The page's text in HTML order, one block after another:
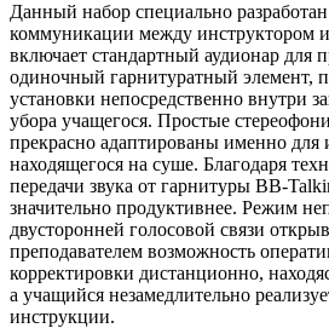
Данный набор специально
коммуникации между инструктором
включает стандартный аудионар для
одиночный гарнитуратный элемент,
установки непосредственно внутри
убора учащегося. Простые
прекрасно адаптированы именно для
находящегося на суше. Благодаря
передачи звука от гарнитуры BB-
значительно продуктивнее. Режим
двусторонней голосовой связи
преподавателем возможность
корректировки дистанционно,
а учащийся незамедлительно
инструкции.